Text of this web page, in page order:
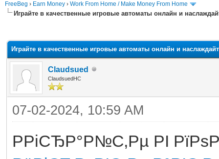
FreeBeg › Earn Money › Work From Home / Make Money From Home
Играйте в качественные игровые автоматы онлайн и
Играйте в качественные игровые автоматы онлайн и
Claudsued
ClaudsuedHC
07-02-2024, 10:59 AM
РРіСЂР°Р№С‚Рµ РІ